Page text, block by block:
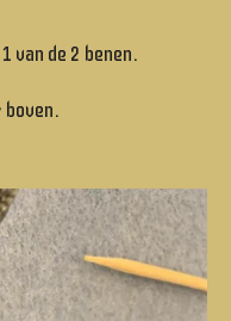
van de 2 benen.
boven.